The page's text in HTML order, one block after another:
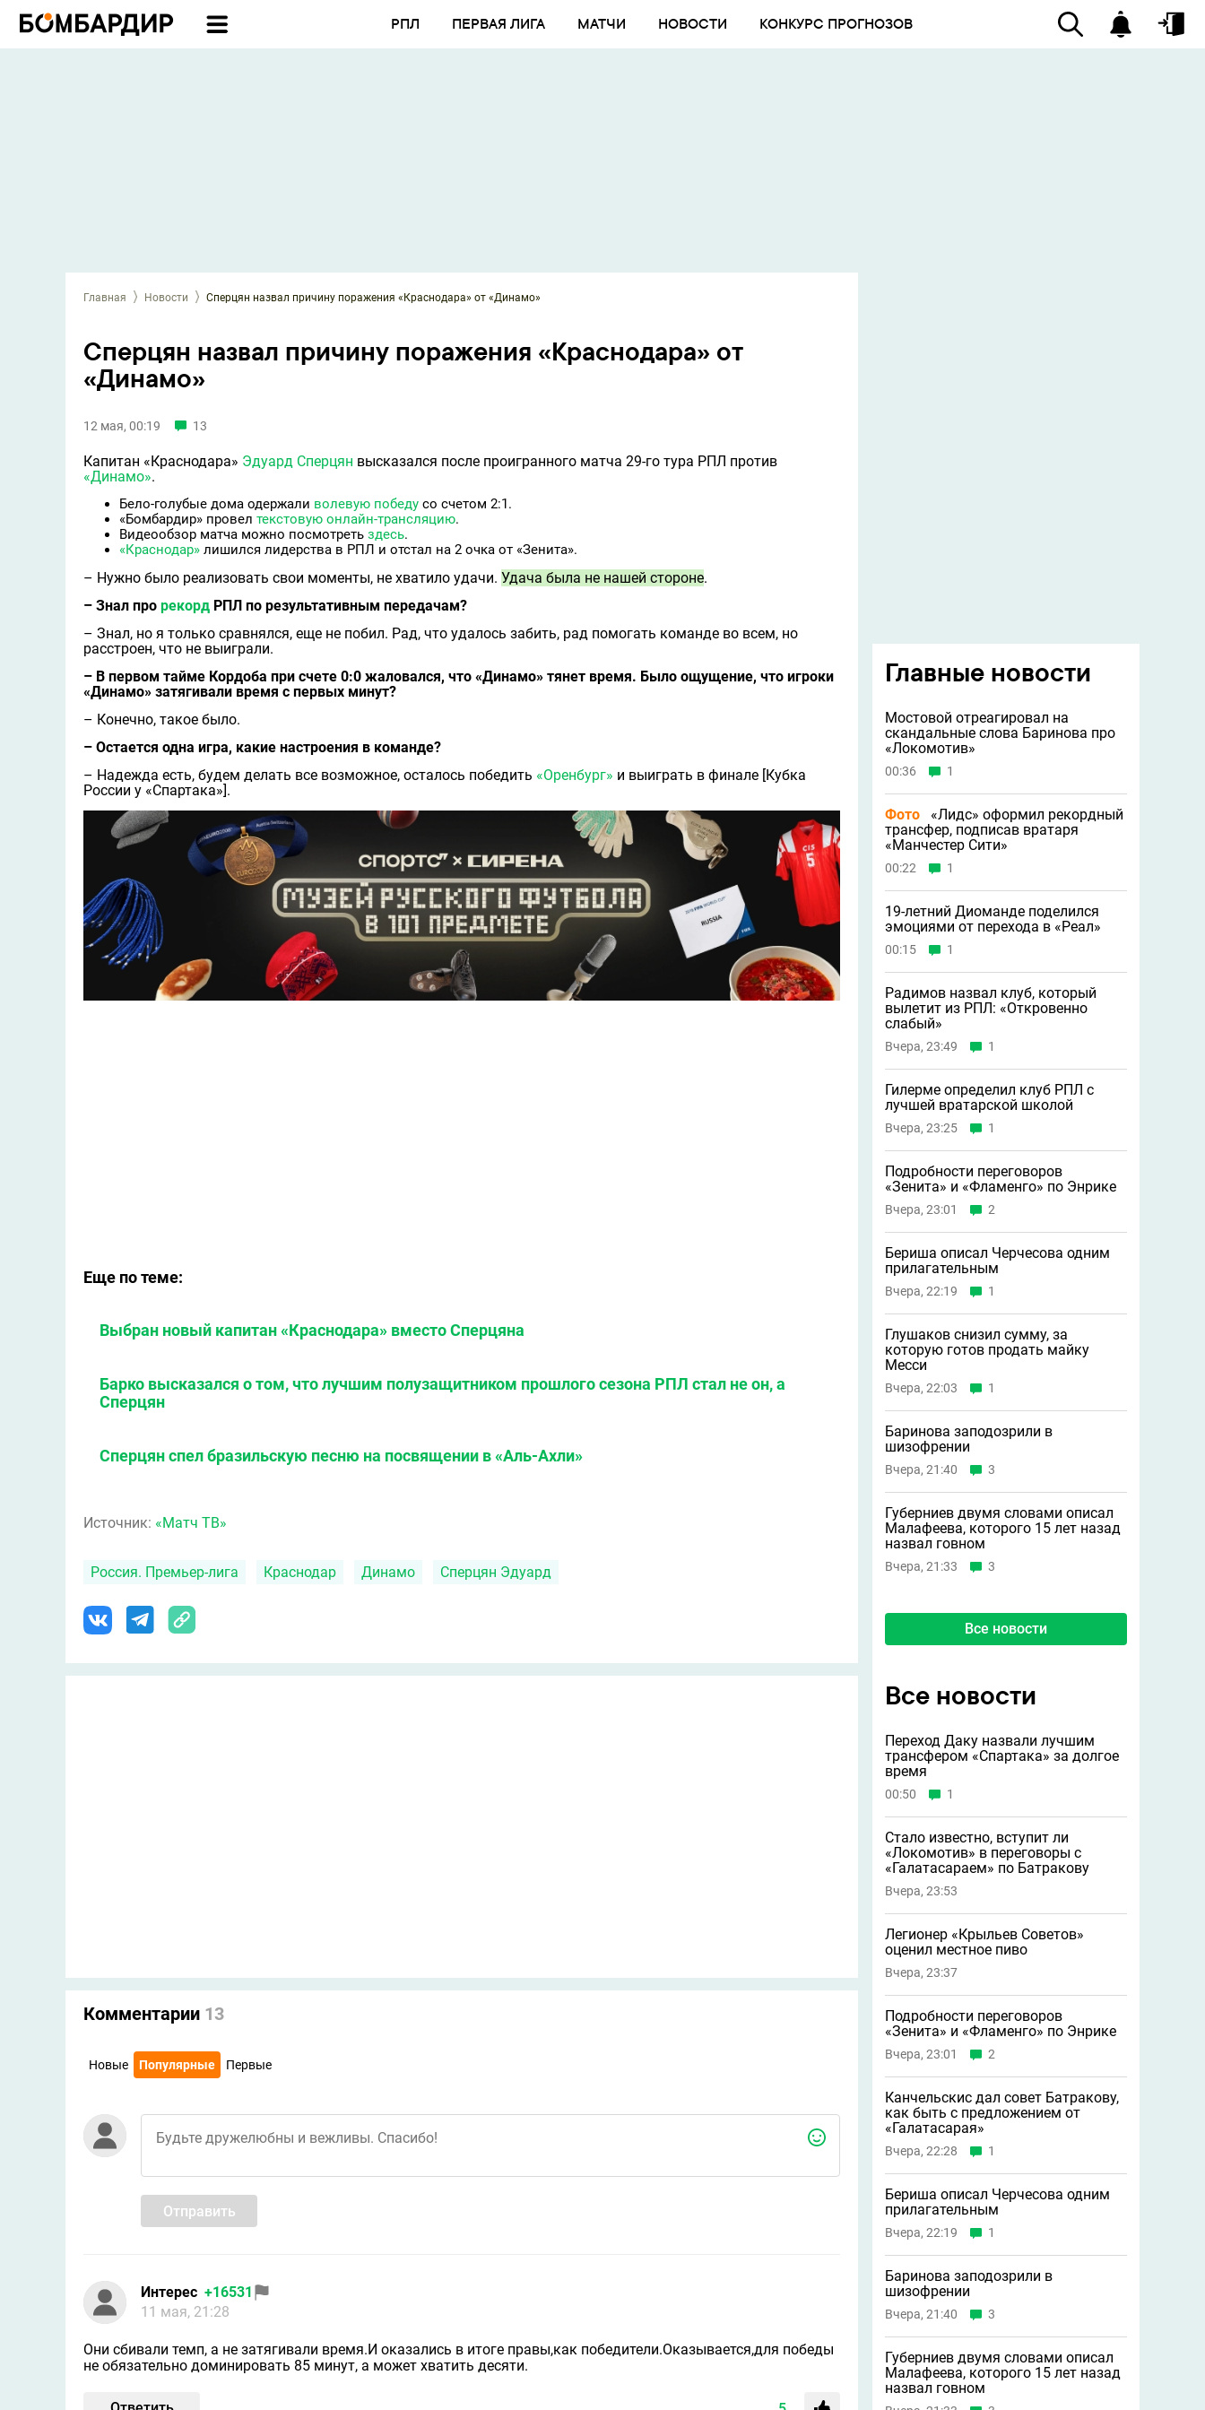
РПЛ ПЕРВАЯ ЛИГА МАТЧИ НОВОСТИ КОНКУРС ПРОГНОЗОВ
Главная Новости Сперцян назвал причину поражения «Краснодара» от «Динамо»
Сперцян назвал причину поражения «Краснодара» от
«Динамо»
12 мая, 00:19 13
Капитан «Краснодара» Эдуард Сперцян высказался после проигранного матча 29-го тура РПЛ против
«Динамо».
Бело-голубые дома одержали волевую победу со счетом 2:1.
«Бомбардир» провел текстовую онлайн-трансляцию.
Видеообзор матча можно посмотреть здесь.
«Краснодар» лишился лидерства в РПЛ и отстал на 2 очка от «Зенита».
– Нужно было реализовать свои моменты, не хватило удачи. Удача была не нашей стороне.
– Знал про рекорд РПЛ по результативным передачам?
– Знал, но я только сравнялся, еще не побил. Рад, что удалось забить, рад помогать команде во всем, но
расстроен, что не выиграли.
– В первом тайме Кордоба при счете 0:0 жаловался, что «Динамо» тянет время. Было ощущение, что игроки
«Динамо» затягивали время с первых минут?
– Конечно, такое было.
– Остается одна игра, какие настроения в команде?
– Надежда есть, будем делать все возможное, осталось победить «Оренбург» и выиграть в финале [Кубка
России у «Спартака»].
Еще по теме:
Выбран новый капитан «Краснодара» вместо Сперцяна
Барко высказался о том, что лучшим полузащитником прошлого сезона РПЛ стал не он, а
Сперцян
Сперцян спел бразильскую песню на посвящении в «Аль-Ахли»
Источник: «Матч ТВ»
Россия. Премьер-лига Краснодар Динамо Сперцян Эдуард
Комментарии 13
Новые Популярные Первые
Отправить
Интерес +16531
11 мая, 21:28
Они сбивали темп, а не затягивали время.И оказались в итоге правы,как победители.Оказывается,для победы
не обязательно доминировать 85 минут, а может хватить десяти.
Главные новости
Мостовой отреагировал на
скандальные слова Баринова про
«Локомотив»
00:36 1
Фото
«Лидс» оформил рекордный
трансфер, подписав вратаря
«Манчестер Сити»
00:22 1
19-летний Диоманде поделился
эмоциями от перехода в «Реал»
00:15 1
Радимов назвал клуб, который
вылетит из РПЛ: «Откровенно
слабый»
Вчера, 23:49 1
Гилерме определил клуб РПЛ с
лучшей вратарской школой
Вчера, 23:25 1
Подробности переговоров
«Зенита» и «Фламенго» по Энрике
Вчера, 23:01 2
Бериша описал Черчесова одним
прилагательным
Вчера, 22:19 1
Глушаков снизил сумму, за
которую готов продать майку
Месси
Вчера, 22:03 1
Баринова заподозрили в
шизофрении
Вчера, 21:40 3
Губерниев двумя словами описал
Малафеева, которого 15 лет назад
назвал говном
Вчера, 21:33 3
Все новости
Все новости
Переход Даку назвали лучшим
трансфером «Спартака» за долгое
время
00:50 1
Стало известно, вступит ли
«Локомотив» в переговоры с
«Галатасараем» по Батракову
Вчера, 23:53
Легионер «Крыльев Советов»
оценил местное пиво
Вчера, 23:37
Подробности переговоров
«Зенита» и «Фламенго» по Энрике
Вчера, 23:01 2
Канчельскис дал совет Батракову,
как быть с предложением от
«Галатасарая»
Вчера, 22:28 1
Бериша описал Черчесова одним
прилагательным
Вчера, 22:19 1
Баринова заподозрили в
шизофрении
Вчера, 21:40 3
Губерниев двумя словами описал
Малафеева, которого 15 лет назад
назвал говном